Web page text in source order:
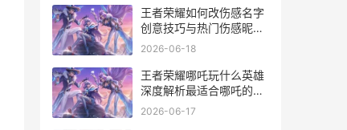
王者荣耀如何改伤感名字
创意技巧与热门伤感昵称
推荐
2026-06-18
王者荣耀哪吒玩什么英雄
深度解析最适合哪吒的玩
法与英雄搭配
2026-06-17